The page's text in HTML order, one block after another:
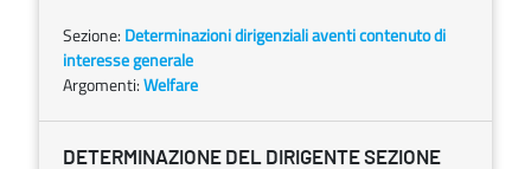
Sezione: Determinazioni dirigenziali aventi contenuto di
interesse generale
Argomenti:Welfare
DETERMINAZIONE DEL DIRIGENTE SEZIONE